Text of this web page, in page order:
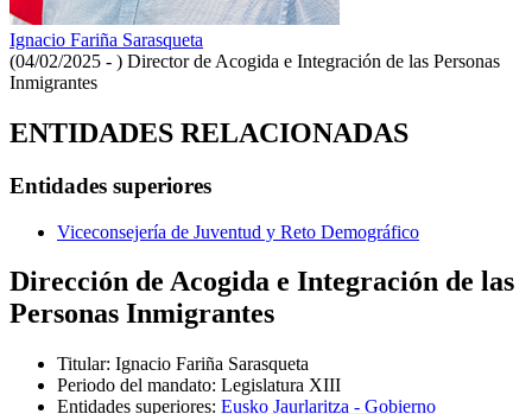
Ignacio Fariña Sarasqueta
(04/02/2025 - ) Director de Acogida e Integración de las Personas
Inmigrantes
ENTIDADES RELACIONADAS
Entidades superiores
Viceconsejería de Juventud y Reto Demográfico
Dirección de Acogida e Integración de las
Personas Inmigrantes
Titular: Ignacio Fariña Sarasqueta
Periodo del mandato: Legislatura XIII
Entidades superiores: Eusko Jaurlaritza - Gobierno